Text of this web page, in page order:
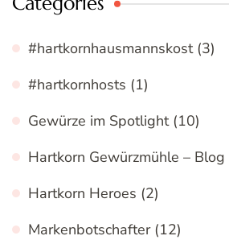
#hartkornhausmannskost(3)
#hartkornhosts (1)
Gewürze im Spotlight(10)
Hartkorn Gewürzmühle – Blog
Hartkorn Heroes (2)
Markenbotschafter(12)